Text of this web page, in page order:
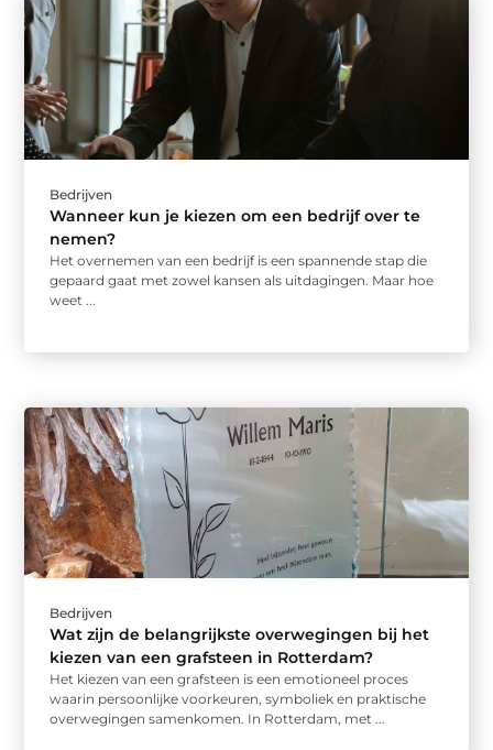
Bedrijven
Wanneer kun je kiezen om een bedrijf over te
nemen?
Het overnemen van een bedrijf is een spannende stap die
gepaard gaat met zowel kansen als uitdagingen. Maar hoe
weet ...
Bedrijven
Wat zijn de belangrijkste overwegingen bij het
kiezen van een grafsteen in Rotterdam?
Het kiezen van een grafsteen is een emotioneel proces
waarin persoonlijke voorkeuren, symboliek en praktische
overwegingen samenkomen. In Rotterdam, met ...